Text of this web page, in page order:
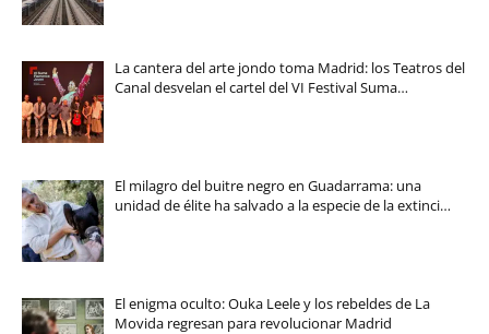
La cantera del arte jondo toma Madrid: los Teatros del
Canal desvelan el cartel del VI Festival Suma…
El milagro del buitre negro en Guadarrama: una
unidad de élite ha salvado a la especie de la extinci…
El enigma oculto: Ouka Leele y los rebeldes de La
Movida regresan para revolucionar Madrid